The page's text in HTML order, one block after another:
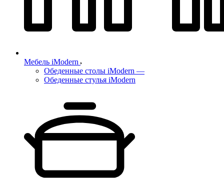
Мебель iModern
Обеденные столы iModern —
Обеденные стулья iModern